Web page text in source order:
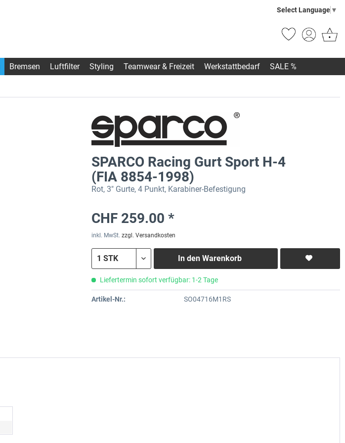
Select Language ▼
Bremsen Luftfilter Styling Teamwear & Freizeit Werkstattbedarf SALE %
SPARCO Racing Gurt Sport H-4
(FIA 8854-1998)
Rot, 3" Gurte, 4 Punkt, Karabiner-Befestigung
CHF 259.00 *
inkl. MwSt. zzgl. Versandkosten
In den Warenkorb
Liefertermin sofort verfügbar: 1-2 Tage
Artikel-Nr.: SO04716M1RS